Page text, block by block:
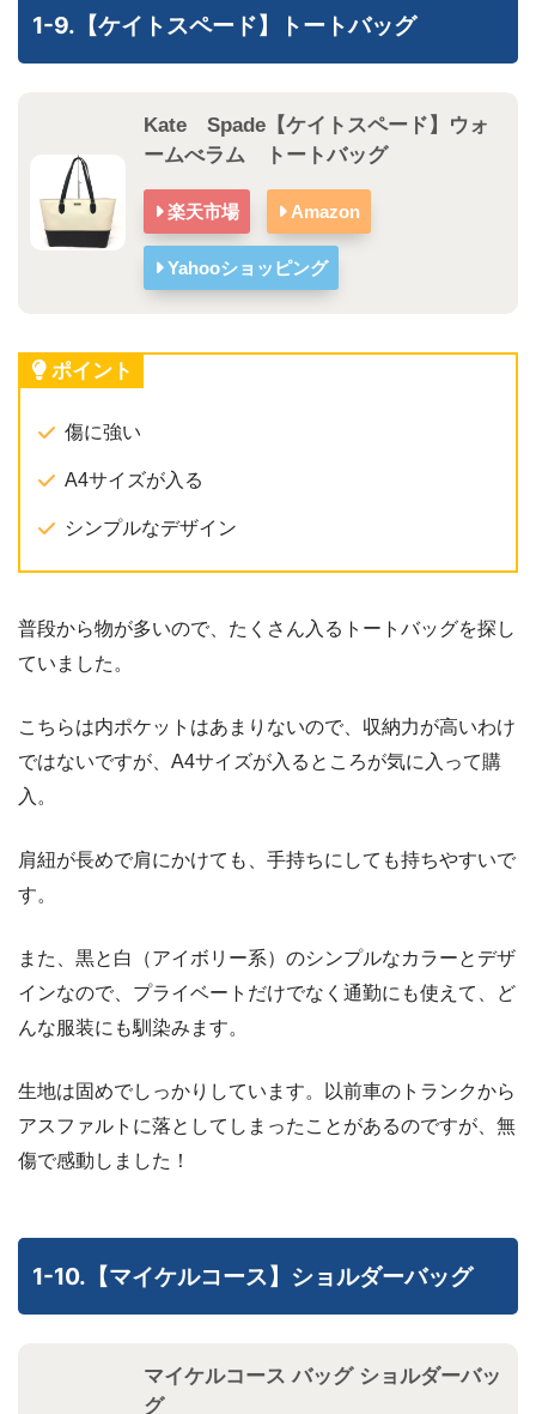
1-9.【ケイトスペード】トートバッグ
Kate Spade【ケイトスペード】ウォ
ームべラム トートバッグ
楽天市場 Amazon
Yahooショッピング
ポイント
傷に強い
A4サイズが入る
シンプルなデザイン
普段から物が多いので、たくさん入るトートバッグを探し
ていました。
こちらは内ポケットはあまりないので、収納力が高いわけ
ではないですが、A4サイズが入るところが気に入って購
入。
肩紐が長めで肩にかけても、手持ちにしても持ちやすいで
す。
また、黒と白（アイボリー系）のシンプルなカラーとデザ
インなので、プライベートだけでなく通勤にも使えて、ど
んな服装にも馴染みます。
生地は固めでしっかりしています。以前車のトランクから
アスファルトに落としてしまったことがあるのですが、無
傷で感動しました！
1-10.【マイケルコース】ショルダーバッグ
マイケルコース バッグ ショルダーバッ
グ